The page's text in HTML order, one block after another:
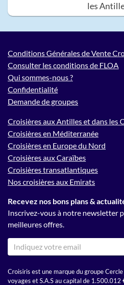
les
Conditions Générales de Vente
Consulter les conditions de FLOA
Qui sommes-nous ?
Confidentialité
Demande de groupes
Croisières aux Antilles et dans les
Croisières en Méditerranée
Croisières en Europe du Nord
Croisières aux Caraïbes
Croisières transatlantiques
Nos croisières aux Emirats
Recevez nos bons plans &
Inscrivez-vous à notre newsletter
meilleures offres.
Croisiris est une marque du groupe
voyages et S.A.S au capital de 1.500.012